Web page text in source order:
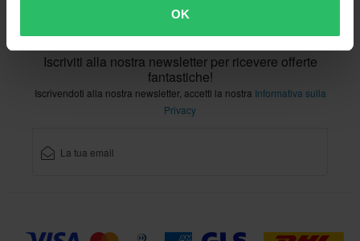
OK
Iscriviti alla nostra newsletter per ricevere offerte
fantastiche!
Iscrivendoti alla nostra newsletter, accetti la nostra Informativa sulla
Privacy